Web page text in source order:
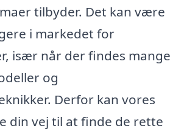
tilbyder. Det kan være
i markedet for
især når der findes mange
og
Derfor kan vores
din vej til at finde de rette